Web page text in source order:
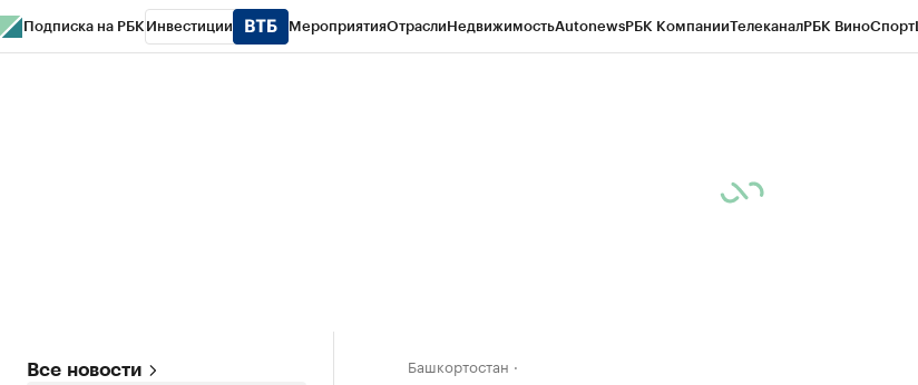
Подписка на РБК Инвестиции МероприятияОтраслиНедвижимостьAutonewsРБК КомпанииТелеканалРБК ВиноСпорт
Все новости Башкортостан